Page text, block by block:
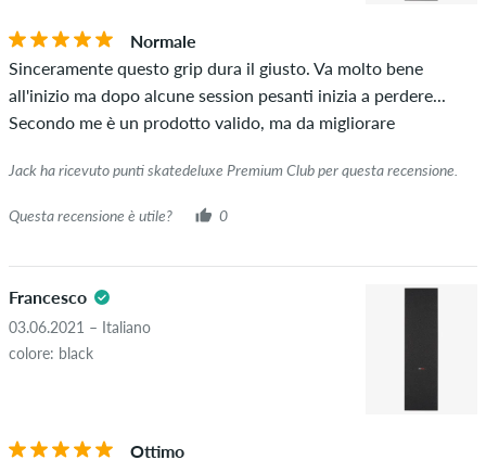
acquistato questo articolo, puoi vederlo dal segno di spunta
verde accanto al nome con le parole "acquisto verificato". Per
queste persone, l'acquisto è stato verificato in base ai loro
ordini. Per le recensioni senza un segno di spunta verde, non
effettivamente posseduto l'articolo.
Normale
Sinceramente questo grip dura il giusto. Va molto bene
all'inizio ma dopo alcune session pesanti inizia a perdere...
Secondo me è un prodotto valido, ma da migliorare
Jack ha ricevuto punti skatedeluxe Premium Club per questa recensione.
Questa recensione è utile? 0
Francesco
03.06.2021 – Italiano
colore: black
Ottimo